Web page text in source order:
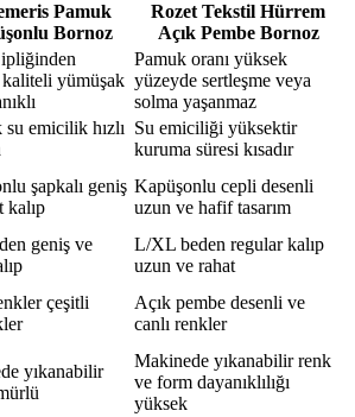
Pamuk
Bornoz
Rozet Tekstil Hürrem
Açık Pembe Bornoz
yümüşak
Pamuk oranı yüksek
yüzeyde sertleşme veya
solma yaşanmaz
emicilik hızlı Su emiciliği yüksektir
kuruma süresi kısadır
şapkalı geniş
kalıp
Kapüşonlu cepli desenli
uzun ve hafif tasarım
geniş ve
L/XL beden regular kalıp
uzun ve rahat
çeşitli
Açık pembe desenli ve
canlı renkler
yıkanabilir
Makinede yıkanabilir renk
ve form dayanıklılığı
yüksek